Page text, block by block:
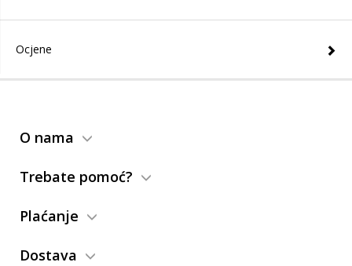
Ocjene
O nama
Trebate pomoć?
Plaćanje
Dostava